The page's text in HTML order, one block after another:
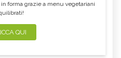
forma grazie a menu vegetariani
QUI